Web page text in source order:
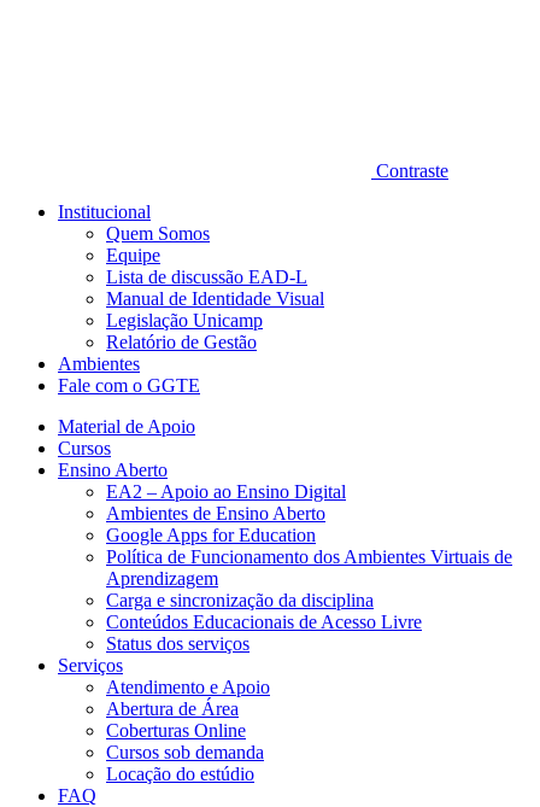
Contraste
Institucional
Quem Somos
Equipe
Lista de discussão EAD-L
Manual de Identidade Visual
Legislação Unicamp​
Relatório de Gestão
Ambientes
Fale com o GGTE
Material de Apoio
Cursos
Ensino Aberto
EA2 – Apoio ao Ensino Digital
Ambientes de Ensino Aberto
Google Apps for Education
Política de Funcionamento dos Ambientes Virtuais de
Aprendizagem
Carga e sincronização da disciplina​
Conteúdos Educacionais de Acesso Livre​
Status dos serviços​​
Serviços
Atendimento e Apoio
Abertura de Área
Coberturas Online​
Cursos sob demanda
Locação do estúdio
FAQ